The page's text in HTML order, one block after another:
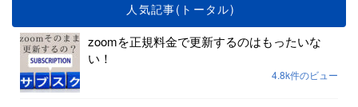
人気記事(トータル)
zoomを正規料金で更新するのはもったいな
い！
4.8k件のビュー